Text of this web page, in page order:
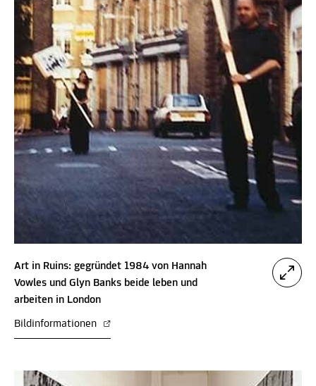
Art in Ruins: gegründet 1984 von Hannah
Vowles und Glyn Banks beide leben und
arbeiten in London
Bildinformationen